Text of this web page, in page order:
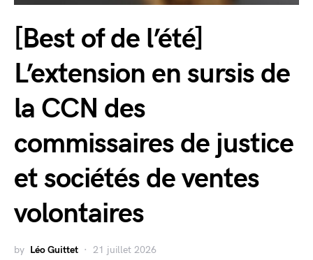
[Best of de l’été]
L’extension en sursis de
la CCN des
commissaires de justice
et sociétés de ventes
volontaires
by Léo Guittet 21 juillet 2026